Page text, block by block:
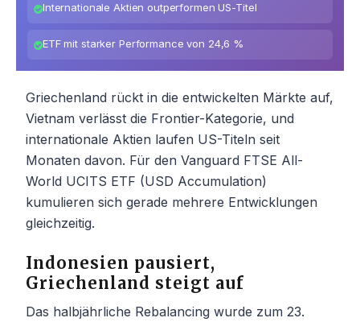
Internationale Aktien outperformen US-Titel
ETF mit starker Performance von 24,6 %
Griechenland rückt in die entwickelten Märkte auf,
Vietnam verlässt die Frontier-Kategorie, und
internationale Aktien laufen US-Titeln seit
Monaten davon. Für den Vanguard FTSE All-
World UCITS ETF (USD Accumulation)
kumulieren sich gerade mehrere Entwicklungen
gleichzeitig.
Indonesien pausiert,
Griechenland steigt auf
Das halbjährliche Rebalancing wurde zum 23.